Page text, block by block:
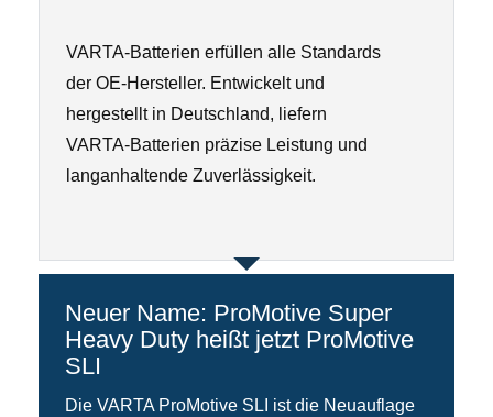
VARTA-Batterien erfüllen alle Standards
der OE-Hersteller. Entwickelt und
hergestellt in Deutschland, liefern
VARTA-Batterien präzise Leistung und
langanhaltende Zuverlässigkeit.
Neuer Name: ProMotive Super
Heavy Duty heißt jetzt ProMotive
SLI
Die VARTA ProMotive SLI ist die Neuauflage